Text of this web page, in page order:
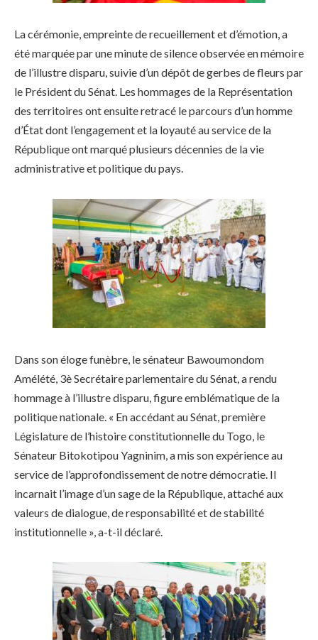
La cérémonie, empreinte de recueillement et d’émotion, a
été marquée par une minute de silence observée en mémoire
de l’illustre disparu, suivie d’un dépôt de gerbes de fleurs par
le Président du Sénat. Les hommages de la Représentation
des territoires ont ensuite retracé le parcours d’un homme
d’État dont l’engagement et la loyauté au service de la
République ont marqué plusieurs décennies de la vie
administrative et politique du pays.
Dans son éloge funèbre, le sénateur Bawoumondom
Amélété, 3è Secrétaire parlementaire du Sénat, a rendu
hommage à l’illustre disparu, figure emblématique de la
politique nationale. « En accédant au Sénat, première
Législature de l’histoire constitutionnelle du Togo, le
Sénateur Bitokotipou Yagninim, a mis son expérience au
service de l’approfondissement de notre démocratie. Il
incarnait l’image d’un sage de la République, attaché aux
valeurs de dialogue, de responsabilité et de stabilité
institutionnelle », a-t-il déclaré.